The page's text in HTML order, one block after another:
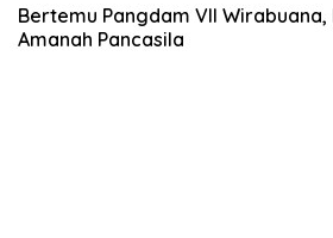
Bertemu Pangdam VII Wirabuana,
Amanah Pancasila